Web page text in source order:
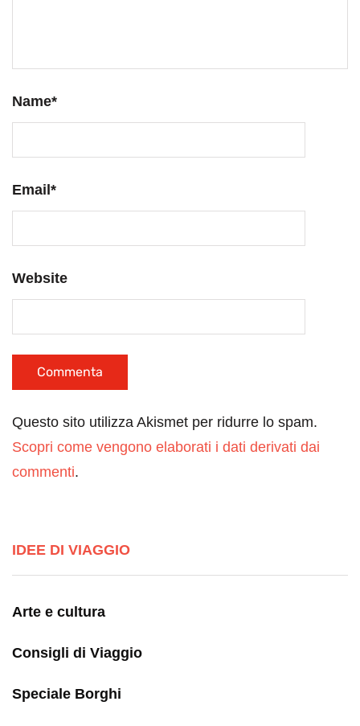
Name*
Email *
Website
Questo sito utilizza Akismet per ridurre lo spam.
Scopri come vengono elaborati i dati derivati dai
commenti.
IDEE DI VIAGGIO
Arte e cultura
Consigli di Viaggio
Speciale Borghi